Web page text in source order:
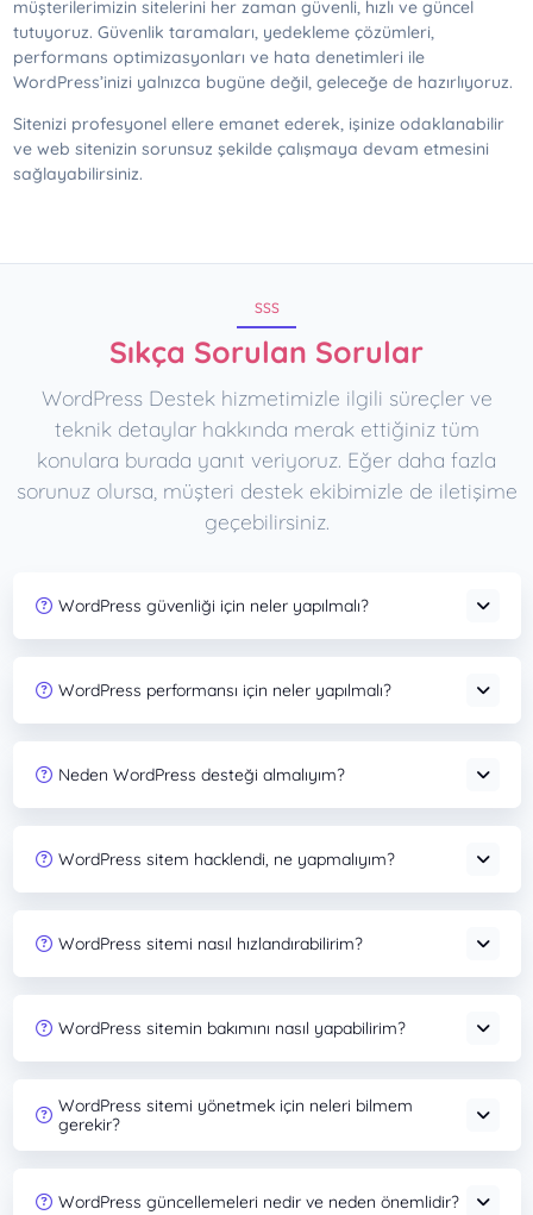
müşterilerimizin sitelerini her zaman güvenli, hızlı ve güncel
tutuyoruz. Güvenlik taramaları, yedekleme çözümleri,
performans optimizasyonları ve hata denetimleri ile
WordPress’inizi yalnızca bugüne değil, geleceğe de hazırlıyoruz.
Sitenizi profesyonel ellere emanet ederek, işinize odaklanabilir
ve web sitenizin sorunsuz şekilde çalışmaya devam etmesini
sağlayabilirsiniz.
SSS
Sıkça Sorulan Sorular
WordPress Destek hizmetimizle ilgili süreçler ve
teknik detaylar hakkında merak ettiğiniz tüm
konulara burada yanıt veriyoruz. Eğer daha fazla
sorunuz olursa, müşteri destek ekibimizle de iletişime
geçebilirsiniz.
WordPress güvenliği için neler yapılmalı?
WordPress performansı için neler yapılmalı?
Neden WordPress desteği almalıyım?
WordPress sitem hacklendi, ne yapmalıyım?
WordPress sitemi nasıl hızlandırabilirim?
WordPress sitemin bakımını nasıl yapabilirim?
WordPress sitemi yönetmek için neleri bilmem
gerekir?
WordPress güncellemeleri nedir ve neden önemlidir?